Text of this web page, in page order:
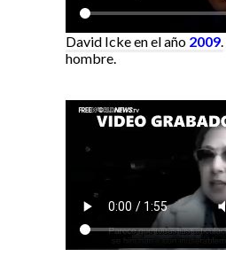
David Icke en el año 2009
hombre.